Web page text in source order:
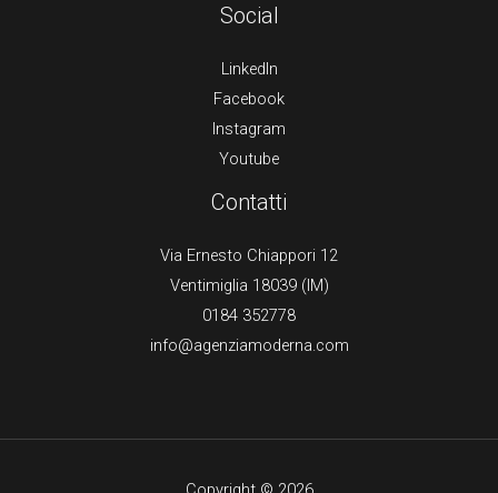
Social
LinkedIn
Facebook
Instagram
Youtube
Contatti
Via Ernesto Chiappori 12
Ventimiglia 18039 (IM)
0184 352778
info@agenziamoderna.com